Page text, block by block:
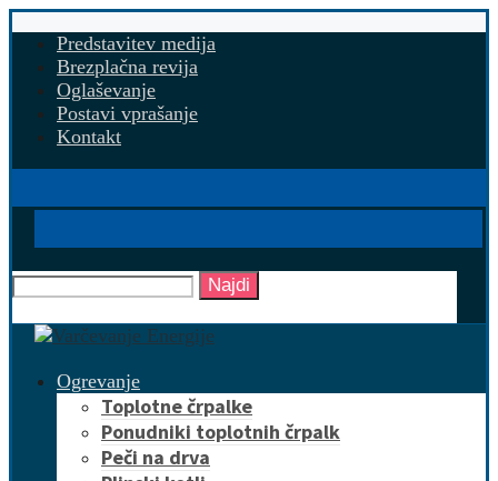
Predstavitev medija
Brezplačna revija
Oglaševanje
Postavi vprašanje
Kontakt
Najdi
Ogrevanje
Toplotne črpalke
Ponudniki toplotnih črpalk
Peči na drva